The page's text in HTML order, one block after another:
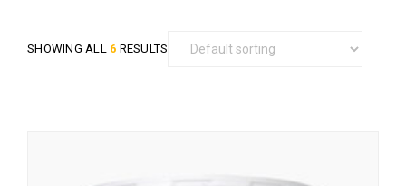
SHOWING ALL 6 RESULTS